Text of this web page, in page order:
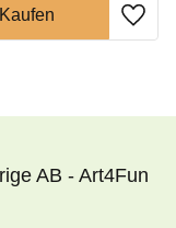
AB - Art4Fun